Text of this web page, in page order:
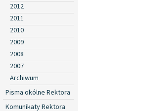
2012
2011
2010
2009
2008
2007
Archiwum
Pisma okólne Rektora
Komunikaty Rektora